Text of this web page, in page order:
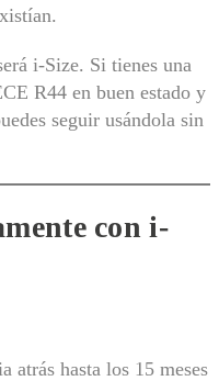
i-Size. Si tienes una
R44 en buen estado y
seguir usándola sin
con i-
atrás hasta los 15 meses